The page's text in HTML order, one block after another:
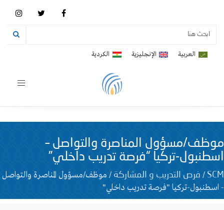
العربية الإنجليزية الكردية
Toggle
موظف/مسؤول المناصرة والتواصل –
اسطنبول-تركيا “فرصة تدريب داخلي”
SCM
/ فرص التدريب و المشاركة / موظف/مسؤول المناصرة والتواصل
- اسطنبول-تركيا "فرصة تدريب داخلي"